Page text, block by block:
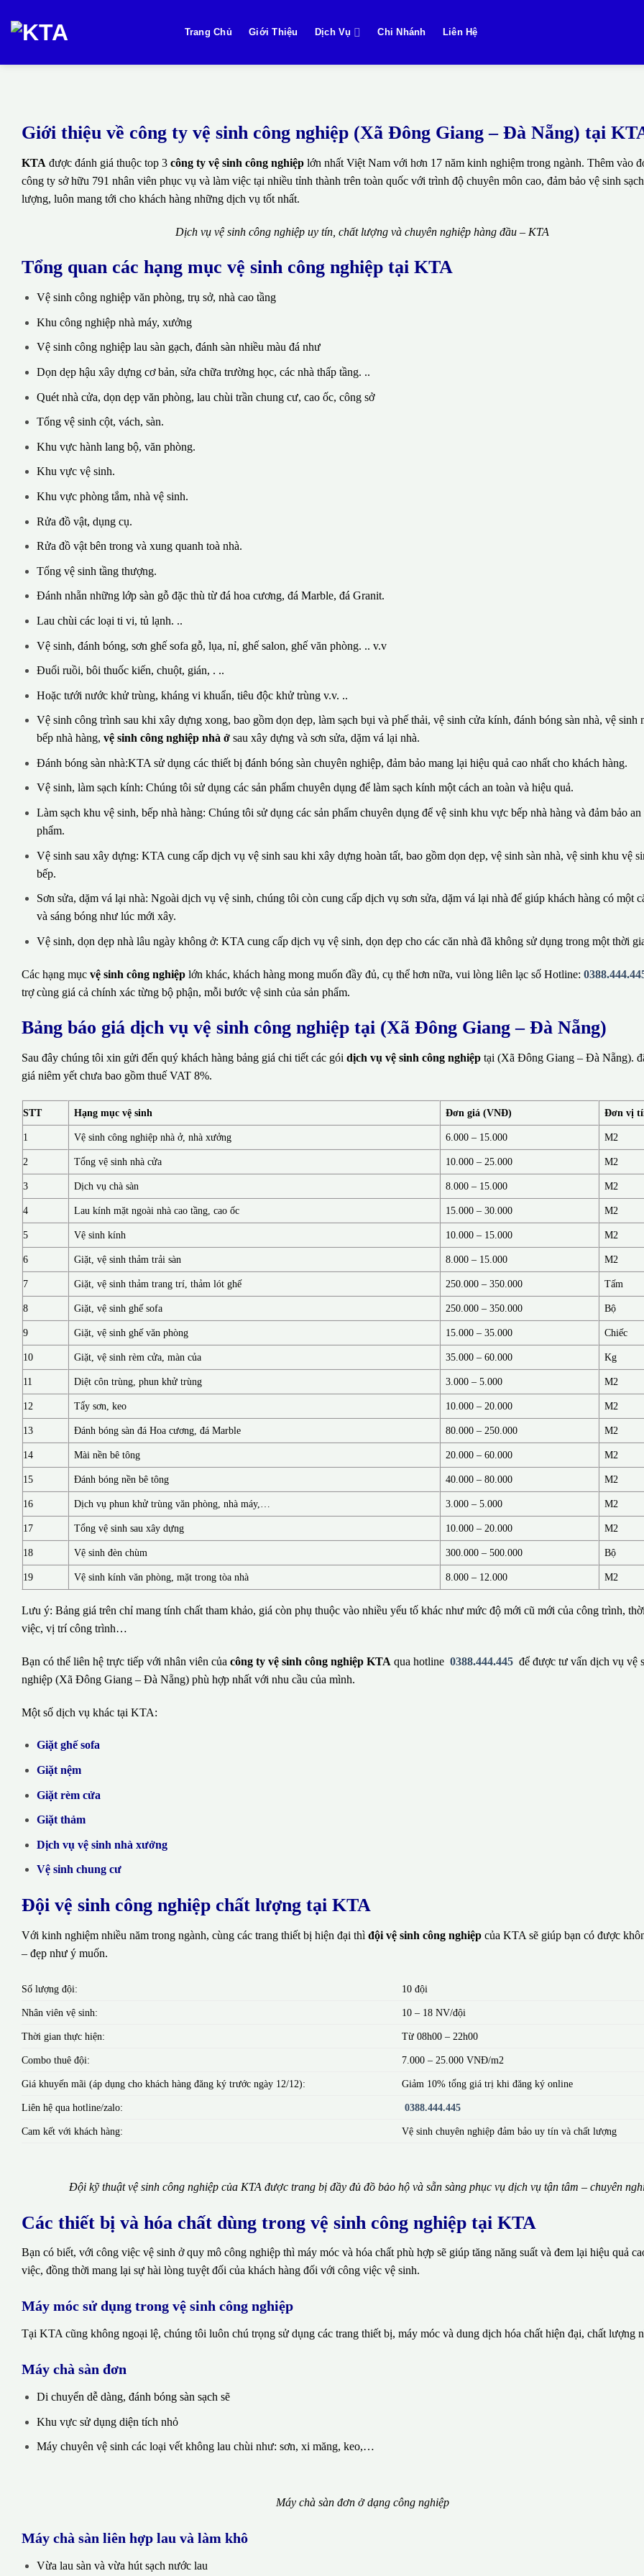
qua
dung
Trang Chủ Giới Thiệu Dịch Vụ Chi Nhánh Liên Hệ
Giới thiệu về công ty vệ sinh công nghiệp (Xã Đông Giang – Đà Nẵng) tại
KTA được đánh giá thuộc top 3 công ty vệ sinh công nghiệp lớn nhất Việt Nam với hơn 17 năm kinh nghiệm trong ngành. Thêm vào
công ty sở hữu 791 nhân viên phục vụ và làm việc tại nhiều tỉnh thành trên toàn quốc với trình độ chuyên môn cao, đảm bảo vệ sinh
lượng, luôn mang tới cho khách hàng những dịch vụ tốt nhất.
Dịch vụ vệ sinh công nghiệp uy tín, chất lượng và chuyên nghiệp hàng đầu – KTA
Tổng quan các hạng mục vệ sinh công nghiệp tại KTA
Vệ sinh công nghiệp văn phòng, trụ sở, nhà cao tầng
Khu công nghiệp nhà máy, xưởng
Vệ sinh công nghiệp lau sàn gạch, đánh sàn nhiều màu đá như
Dọn dẹp hậu xây dựng cơ bản, sửa chữa trường học, các nhà thấp tầng. ..
Quét nhà cửa, dọn dẹp văn phòng, lau chùi trần chung cư, cao ốc, công sở
Tổng vệ sinh cột, vách, sàn.
Khu vực hành lang bộ, văn phòng.
Khu vực vệ sinh.
Khu vực phòng tắm, nhà vệ sinh.
Rửa đồ vật, dụng cụ.
Rửa đồ vật bên trong và xung quanh toà nhà.
Tổng vệ sinh tầng thượng.
Đánh nhẵn những lớp sàn gỗ đặc thù từ đá hoa cương, đá Marble, đá Granit.
Lau chùi các loại ti vi, tủ lạnh. ..
Vệ sinh, đánh bóng, sơn ghế sofa gỗ, lụa, nỉ, ghế salon, ghế văn phòng. .. v.v
Đuổi ruồi, bôi thuốc kiến, chuột, gián, . ..
Hoặc tưới nước khử trùng, kháng vi khuẩn, tiêu độc khử trùng v.v. ..
Vệ sinh công trình sau khi xây dựng xong, bao gồm dọn dẹp, làm sạch bụi và phế thải, vệ sinh cửa kính, đánh bóng sàn nhà, vệ sinh
bếp nhà hàng, vệ sinh công nghiệp nhà ởsau xây dựng và sơn sửa, dặm vá lại nhà.
Đánh bóng sàn nhà:KTA sử dụng các thiết bị đánh bóng sàn chuyên nghiệp, đảm bảo mang lại hiệu quả cao nhất cho khách hàng.
Vệ sinh, làm sạch kính: Chúng tôi sử dụng các sản phẩm chuyên dụng để làm sạch kính một cách an toàn và hiệu quả.
Làm sạch khu vệ sinh, bếp nhà hàng: Chúng tôi sử dụng các sản phẩm chuyên dụng để vệ sinh khu vực bếp nhà hàng và đảm bảo
phẩm.
Vệ sinh sau xây dựng: KTA cung cấp dịch vụ vệ sinh sau khi xây dựng hoàn tất, bao gồm dọn dẹp, vệ sinh sàn nhà, vệ sinh khu vệ
bếp.
Sơn sửa, dặm vá lại nhà: Ngoài dịch vụ vệ sinh, chúng tôi còn cung cấp dịch vụ sơn sửa, dặm vá lại nhà để giúp khách hàng có một
và sáng bóng như lúc mới xây.
Vệ sinh, dọn dẹp nhà lâu ngày không ở: KTA cung cấp dịch vụ vệ sinh, dọn dẹp cho các căn nhà đã không sử dụng trong một thời
Các hạng mục vệ sinh công nghiệp lớn khác, khách hàng mong muốn đầy đủ, cụ thể hơn nữa, vui lòng liên lạc số Hotline:
trợ cùng giá cả chính xác từng bộ phận, mỗi bước vệ sinh của sản phẩm.
Bảng báo giá dịch vụ vệ sinh công nghiệp tại (Xã Đông Giang – Đà Nẵng)
Sau đây chúng tôi xin gửi đến quý khách hàng bảng giá chi tiết các gói dịch vụ vệ sinh công nghiệp tại (Xã Đông Giang – Đà Nẵng).
giá niêm yết chưa bao gồm thuế VAT 8%.
STT Hạng mục vệ sinh Đơn giá (VNĐ) Đơn vị
1 Vệ sinh công nghiệp nhà ở, nhà xưởng 6.000 – 15.000 M2
2 Tổng vệ sinh nhà cửa 10.000 – 25.000 M2
3 Dịch vụ chà sàn 8.000 – 15.000 M2
4 Lau kính mặt ngoài nhà cao tầng, cao ốc 15.000 – 30.000 M2
5 Vệ sinh kính 10.000 – 15.000 M2
6 Giặt, vệ sinh thảm trải sàn 8.000 – 15.000 M2
7 Giặt, vệ sinh thảm trang trí, thảm lót ghế 250.000 – 350.000 Tấm
8 Giặt, vệ sinh ghế sofa 250.000 – 350.000 Bộ
9 Giặt, vệ sinh ghế văn phòng 15.000 – 35.000 Chiếc
10 Giặt, vệ sinh rèm cửa, màn của 35.000 – 60.000 Kg
11 Diệt côn trùng, phun khử trùng 3.000 – 5.000 M2
12 Tẩy sơn, keo 10.000 – 20.000 M2
13 Đánh bóng sàn đá Hoa cương, đá Marble 80.000 – 250.000 M2
14 Mài nền bê tông 20.000 – 60.000 M2
15 Đánh bóng nền bê tông 40.000 – 80.000 M2
16 Dịch vụ phun khử trùng văn phòng, nhà máy,… 3.000 – 5.000 M2
17 Tổng vệ sinh sau xây dựng 10.000 – 20.000 M2
18 Vệ sinh đèn chùm 300.000 – 500.000 Bộ
19 Vệ sinh kính văn phòng, mặt trong tòa nhà 8.000 – 12.000 M2
Lưu ý: Bảng giá trên chỉ mang tính chất tham khảo, giá còn phụ thuộc vào nhiều yếu tố khác như mức độ mới cũ mới của công trình,
việc, vị trí công trình…
Bạn có thể liên hệ trực tiếp với nhân viên của công ty vệ sinh công nghiệp KTA qua hotline 0388.444.445 để được tư vấn dịch vụ vệ
nghiệp (Xã Đông Giang – Đà Nẵng) phù hợp nhất với nhu cầu của mình.
Một số dịch vụ khác tại KTA:
Giặt ghế sofa
Giặt nệm
Giặt rèm cửa
Giặt thảm
Dịch vụ vệ sinh nhà xưởng
Vệ sinh chung cư
Đội vệ sinh công nghiệp chất lượng tại KTA
Với kinh nghiệm nhiều năm trong ngành, cùng các trang thiết bị hiện đại thì đội vệ sinh công nghiệp của KTA sẽ giúp bạn có được
– đẹp như ý muốn.
Số lượng đội: 10 đội
Nhân viên vệ sinh: 10 – 18 NV/đội
Thời gian thực hiện: Từ 08h00 – 22h00
Combo thuê đội: 7.000 – 25.000 VNĐ/m2
Giá khuyến mãi (áp dụng cho khách hàng đăng ký trước ngày 12/12): Giảm 10% tổng giá trị khi đăng ký online
Liên hệ qua hotline/zalo: 0388.444.445
Cam kết với khách hàng: Vệ sinh chuyên nghiệp đảm bảo uy tín và chất lượng
Đội kỹ thuật vệ sinh công nghiệp của KTA được trang bị đầy đủ đồ bảo hộ và sẵn sàng phục vụ dịch vụ tận tâm – chuyên
Các thiết bị và hóa chất dùng trong vệ sinh công nghiệp tại KTA
Bạn có biết, với công việc vệ sinh ở quy mô công nghiệp thì máy móc và hóa chất phù hợp sẽ giúp tăng năng suất và đem lại hiệu quả
việc, đồng thời mang lại sự hài lòng tuyệt đối của khách hàng đối với công việc vệ sinh.
Máy móc sử dụng trong vệ sinh công nghiệp
Tại KTA cũng không ngoại lệ, chúng tôi luôn chú trọng sử dụng các trang thiết bị, máy móc và dung dịch hóa chất hiện đại, chất lượng
Máy chà sàn đơn
Di chuyển dễ dàng, đánh bóng sàn sạch sẽ
Khu vực sử dụng diện tích nhỏ
Máy chuyên vệ sinh các loại vết không lau chùi như: sơn, xi măng, keo,…
Máy chà sàn đơn ở dạng công nghiệp
Máy chà sàn liên hợp lau và làm khô
Vừa lau sàn và vừa hút sạch nước lau